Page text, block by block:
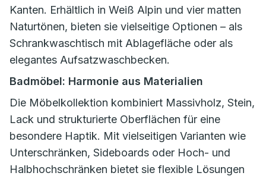
Kanten. Erhältlich in Weiß Alpin und vier matten
Naturtönen, bieten sie vielseitige Optionen – als
Schrankwaschtisch mit Ablagefläche oder als
elegantes Aufsatzwaschbecken.
Badmöbel: Harmonie aus Materialien
Die Möbelkollektion kombiniert Massivholz, Stein,
Lack und strukturierte Oberflächen für eine
besondere Haptik. Mit vielseitigen Varianten wie
Unterschränken, Sideboards oder Hoch- und
Halbhochschränken bietet sie flexible Lösungen